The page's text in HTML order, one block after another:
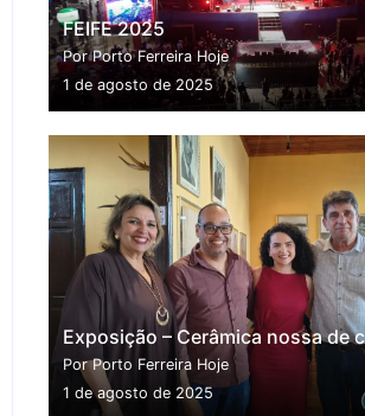
FEIFE 2025
Por Porto Ferreira Hoje
1 de agosto de 2025
Exposição – Cerâmica nossa de
Por Porto Ferreira Hoje
1 de agosto de 2025